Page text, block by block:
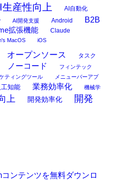
生産性向上 AI自動化
AI開発支援 Android
B2B
拡張機能 Claude
MacOS iOS
オープンソース
タスク
ノーコード フィンテック
ティングツール
メニューバーアプ
工知能 業務効率化 機械学
上 開発効率化
開発
ンテンツを無料ダウンロ